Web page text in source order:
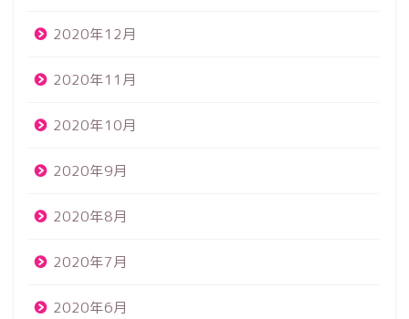
2020年12月
2020年11月
2020年10月
2020年9月
2020年8月
2020年7月
2020年6月